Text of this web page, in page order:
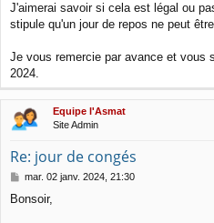
J'aimerai savoir si cela est légal ou
stipule qu'un jour de repos ne peut
Je vous remercie par avance et vous
2024.
Equipe l'Asmat
Site Admin
Re: jour de congés
M
s
mar. 02 janv. 2024, 21:30
Bonsoir,